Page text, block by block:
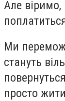
Але
Ми
стануть
просто